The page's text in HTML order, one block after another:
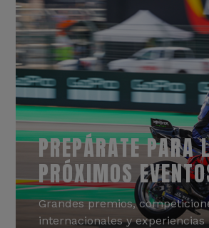
PREPÁRATE PARA
PRÓXIMOS
Grandes premios,
internacionales y experiencias